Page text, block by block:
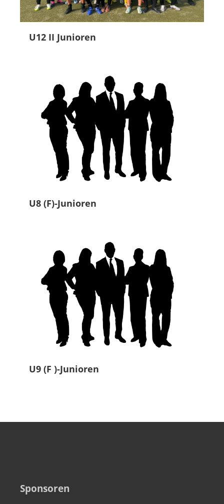
U12 II Junioren
U8 (F)-Junioren
U9 (F )-Junioren
Sponsoren